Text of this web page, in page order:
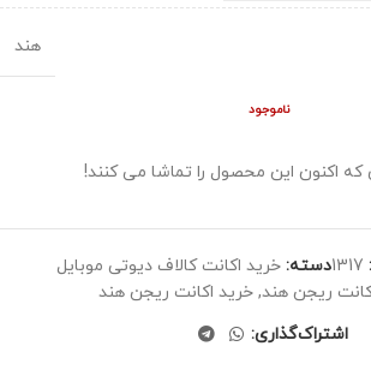
هند
ناموجود
که اکنون این محصول را تماشا می کنند!
1317دسته: خرید اکانت کالاف دیوتی موبایل
ریجن هند, خرید اکانت ریجن هند
اشتراک‌گذاری: